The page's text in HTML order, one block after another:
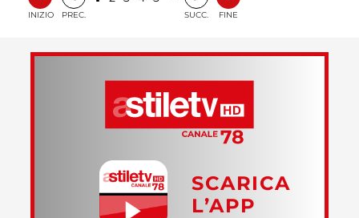
INIZIO PREC. SUCC. FINE
SCARICA
L’APP